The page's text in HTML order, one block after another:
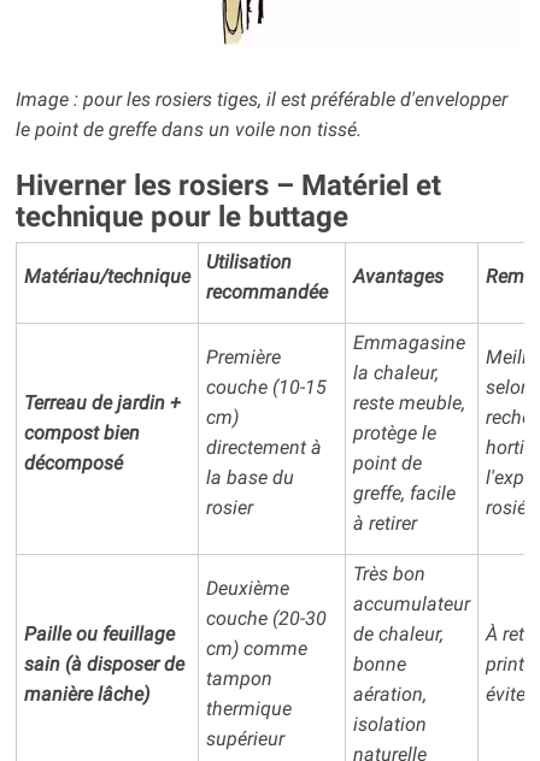
Image : pour les rosiers tiges, il est préférable d'envelopper
le point de greffe dans un voile non tissé.
Hiverner les rosiers – Matériel et
technique pour le buttage
Matériau/technique
Utilisation
recommandée
Avantages
Terreau de jardin +
compost bien
décomposé
Première
couche (10-15
cm)
directement à
la base du
rosier
Emmagasine
la chaleur,
reste meuble,
protège le
point de
greffe, facile
à retirer
selon
Paille ou feuillage
sain (à disposer de
manière lâche)
Deuxième
couche (20-30
cm) comme
tampon
thermique
supérieur
Très bon
accumulateur
de chaleur,
bonne
aération,
isolation
naturelle
À
éviter